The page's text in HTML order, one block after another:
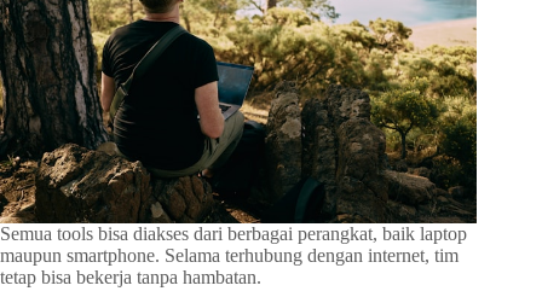
Semua tools bisa diakses dari berbagai perangkat, baik laptop
maupun smartphone. Selama terhubung dengan internet, tim
tetap bisa bekerja tanpa hambatan.